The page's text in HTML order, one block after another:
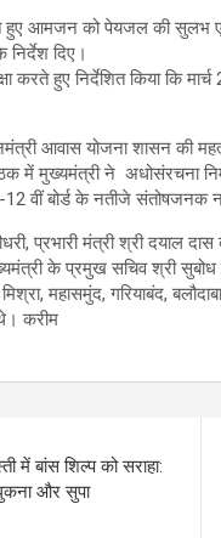
हुए आमजन को पेयजल की सुलभ
दिए।
करते हुए निर्देशित किया कि
आवास योजना शासन की
में मुख्यमंत्री ने अधोसंरचना
वीं बोर्ड के नतीजे संतोषजनक
प्रभारी मंत्री श्री दयाल
के प्रमुख सचिव श्री
महासमुंद, गरियाबंद,
करीम
में बांस शिल्प को सराहा:
धुकना और सुपा